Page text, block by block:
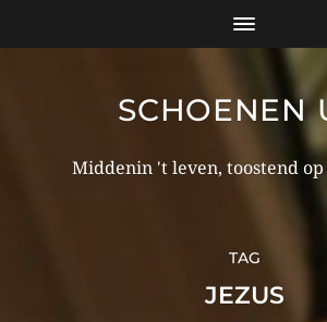
SCHOENEN
Middenin 't leven, toostend
TAG
JEZUS